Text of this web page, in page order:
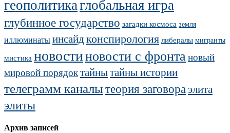
геополитикаглобальная игра
глубинное государство загадки космоса земля
иллюминатыинсайдконспирология либералы мигранты
мистика новостиновости с фронтановый
мировой порядоктайнытайны истории
телеграмм каналытеория заговораэлита
элиты
Архив записей